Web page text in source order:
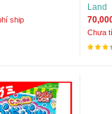
ship
Land
Chưa